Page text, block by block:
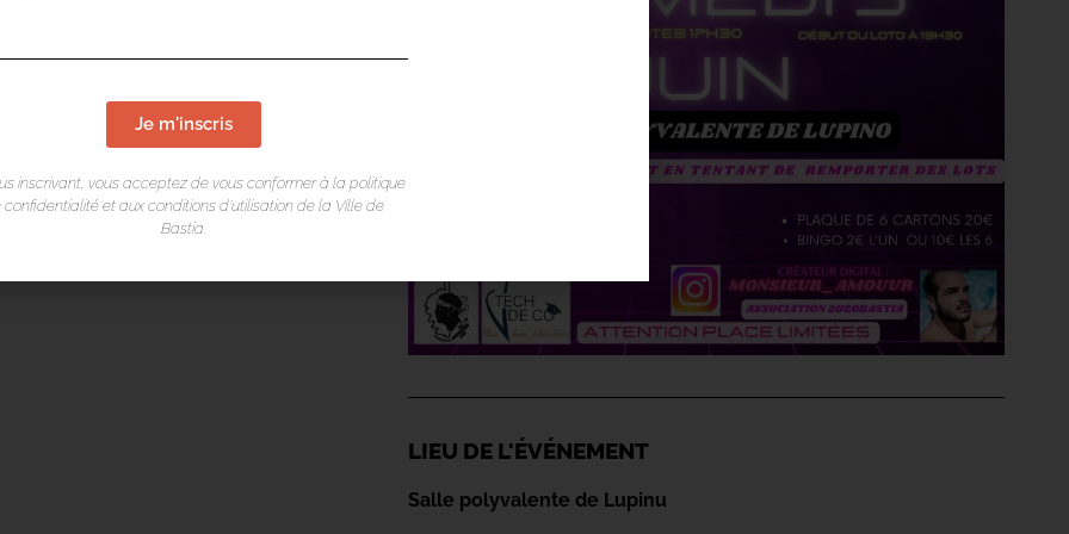
LIEU DE L'ÉVÉNEMENT
Salle polyvalente de Lupinu
Je m'inscris
inscrivant, vous acceptez de vous conformer à la politique
confidentialité et aux conditions d’utilisation de la Ville de
Bastia.